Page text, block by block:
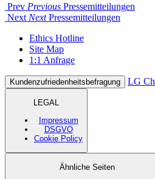
Prev Previous Pressemitteilungen
Next Next Pressemitteilungen
Ethics Hotline
Site Map
1:1 Anfrage
Kundenzufriedenheitsbefragung LG
LEGAL
Impressum
DSGVO
Cookie Policy
Ähnliche Seiten